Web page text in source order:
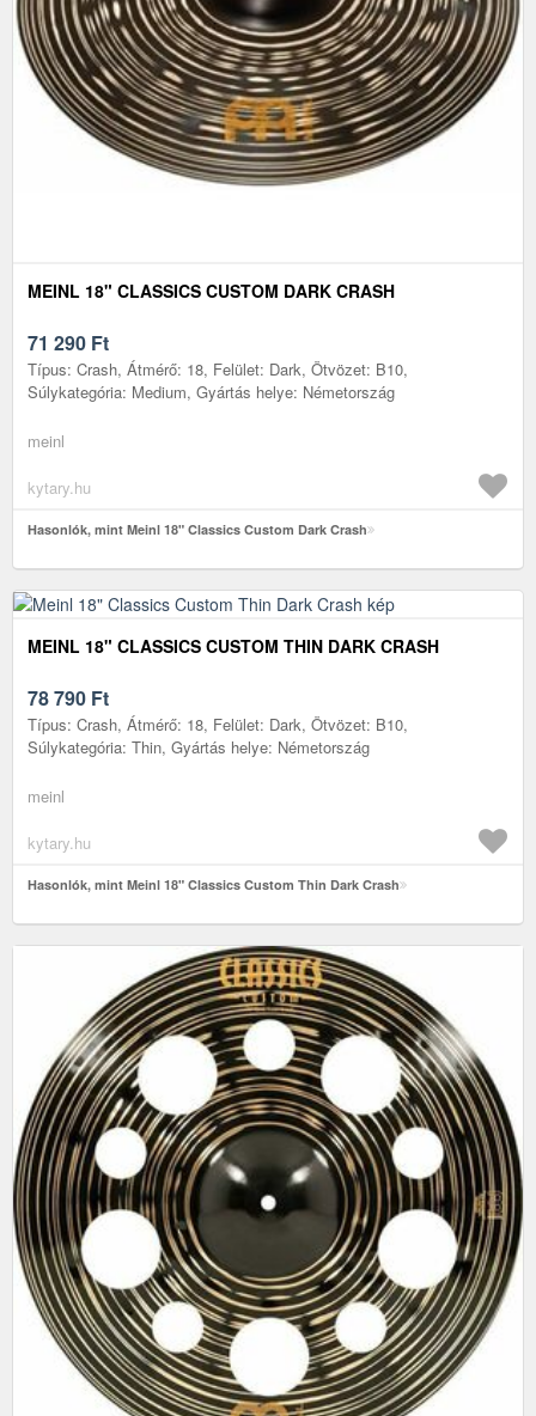
MEINL 18" CLASSICS CUSTOM DARK CRASH
71 290 Ft
Típus: Crash, Átmérő: 18, Felület: Dark, Ötvözet: B10,
Súlykategória: Medium, Gyártás helye: Németország
meinl
kytary.hu
Hasonlók, mint Meinl 18" Classics Custom Dark Crash
MEINL 18" CLASSICS CUSTOM THIN DARK CRASH
78 790 Ft
Típus: Crash, Átmérő: 18, Felület: Dark, Ötvözet: B10,
Súlykategória: Thin, Gyártás helye: Németország
meinl
kytary.hu
Hasonlók, mint Meinl 18" Classics Custom Thin Dark Crash